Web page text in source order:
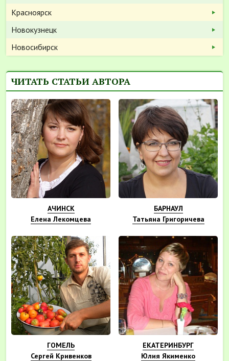
Красноярск
Новокузнецк
Новосибирск
ЧИТАТЬ СТАТЬИ АВТОРА
АЧИНСК
Елена Лекомцева
БАРНАУЛ
Татьяна Григоричева
ГОМЕЛЬ
Сергей Кривенков
ЕКАТЕРИНБУРГ
Юлия Якименко